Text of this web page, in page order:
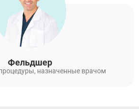
Фельдшер
назначенные врачом